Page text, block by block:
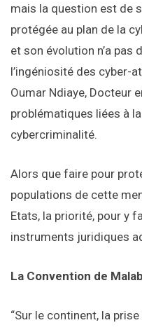
mais la question est de
protégée au plan de la
et son évolution n’a pas
l’ingéniosité des cyber-
Oumar Ndiaye, Docteur
problématiques liées à
cybercriminalité.
Alors que faire pour
populations de cette
Etats, la priorité, pour y
instruments juridiques
La Convention de
“Sur le continent, la